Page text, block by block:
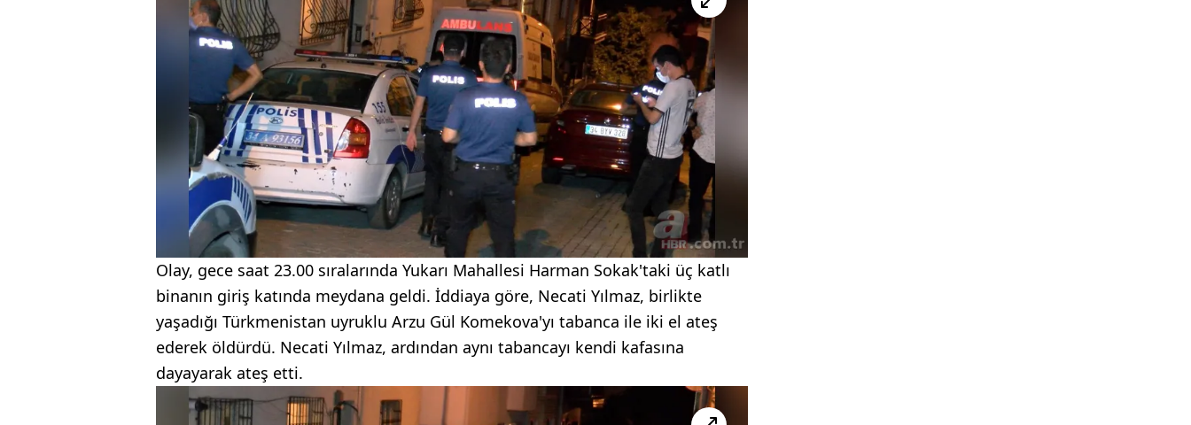
Olay, gece saat 23.00 sıralarında Yukarı Mahallesi Harman Sokak'taki üç katlı
binanın giriş katında meydana geldi. İddiaya göre, Necati Yılmaz, birlikte
yaşadığı Türkmenistan uyruklu Arzu Gül Komekova'yı tabanca ile iki el ateş
ederek öldürdü. Necati Yılmaz, ardından aynı tabancayı kendi kafasına
dayayarak ateş etti.